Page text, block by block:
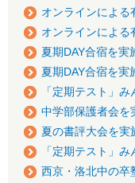
オンラインによる
オンラインによる
夏期DAY合宿を実
夏期DAY合宿を実
「定期テスト」
中学部保護者会を
夏の書評大会を実
「定期テスト」
西京・洛北中の卒